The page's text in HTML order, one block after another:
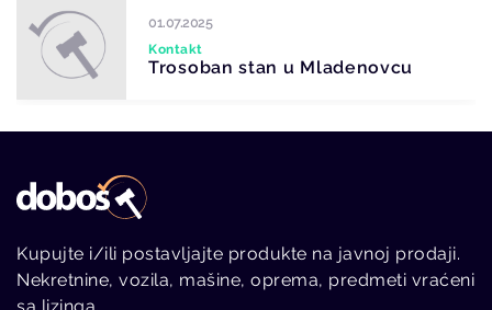
01.07.2025
Kontakt
Trosoban stan u Mladenovcu
Kupujte i/ili postavljajte produkte na javnoj prodaji.
Nekretnine, vozila, mašine, oprema, predmeti vraćeni